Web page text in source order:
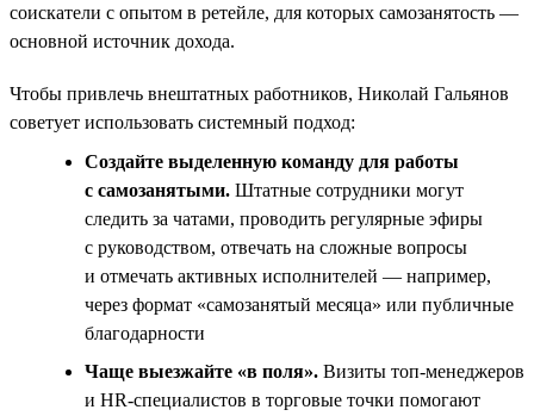
соискатели с опытом в ретейле, для которых самозанятость —
основной источник дохода.
Чтобы привлечь внештатных работников, Николай Гальянов
советует использовать системный подход:
Создайте выделенную команду для работы
с самозанятыми. Штатные сотрудники могут
следить за чатами, проводить регулярные эфиры
с руководством, отвечать на сложные вопросы
и отмечать активных исполнителей — например,
через формат «самозанятый месяца» или публичные
благодарности
Чаще выезжайте «в поля». Визиты топ‑менеджеров
и HR‑специалистов в торговые точки помогают